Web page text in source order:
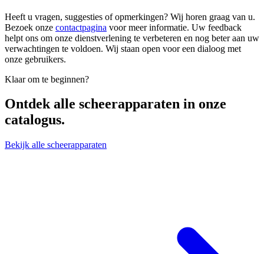
Heeft u vragen, suggesties of opmerkingen? Wij horen graag van u.
Bezoek onze contactpagina voor meer informatie. Uw feedback
helpt ons om onze dienstverlening te verbeteren en nog beter aan uw
verwachtingen te voldoen. Wij staan open voor een dialoog met
onze gebruikers.
Klaar om te beginnen?
Ontdek alle scheerapparaten in onze
catalogus.
Bekijk alle scheerapparaten